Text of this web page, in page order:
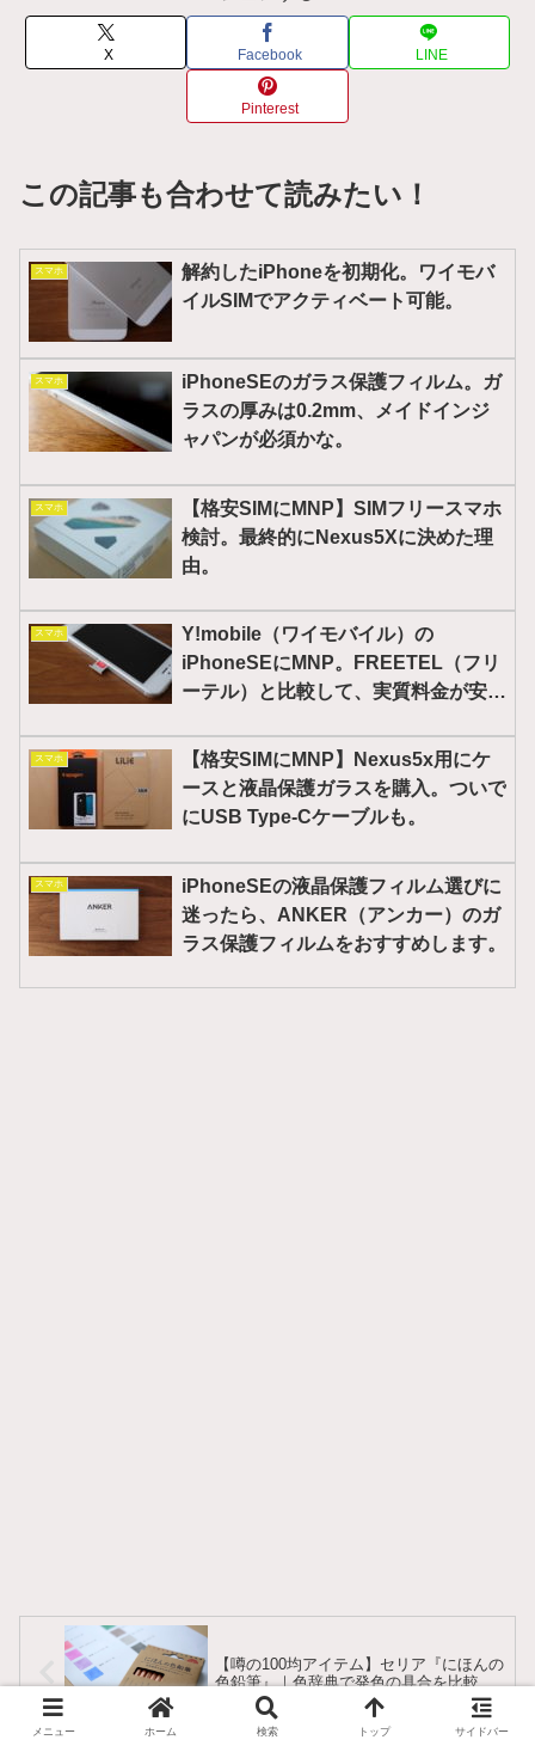
X Facebook LINE
Pinterest
この記事も合わせて読みたい！
スマホ
解約したiPhoneを初期化。ワイモバ
イルSIMでアクティベート可能。
スマホ
iPhoneSEのガラス保護フィルム。ガ
ラスの厚みは0.2mm、メイドインジ
ャパンが必須かな。
スマホ
【格安SIMにMNP】SIMフリースマホ
検討。最終的にNexus5Xに決めた理
由。
スマホ
Y!mobile（ワイモバイル）の
iPhoneSEにMNP。FREETEL（フリ
ーテル）と比較して、実質料金が安く
スマホ
【格安SIMにMNP】Nexus5x用にケ
ースと液晶保護ガラスを購入。ついで
にUSB Type-Cケーブルも。
スマホ
iPhoneSEの液晶保護フィルム選びに
迷ったら、ANKER（アンカー）のガ
ラス保護フィルムをおすすめします。
【噂の100均アイテム】セリア『にほんの
色鉛筆』｜色辞典で発色の具合を比較
メニュー ホーム 検索 トップ サイドバー